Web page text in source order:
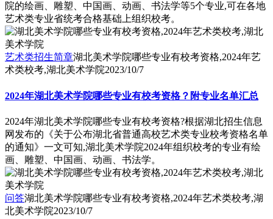
院的绘画、雕塑、中国画、动画、书法学等5个专业,可在各地
艺术类专业省统考合格基础上组织校考。
艺术类招生简章湖北美术学院哪些专业有校考资格,2024年艺
术类校考,湖北美术学院2023/10/7
2024年湖北美术学院哪些专业有校考资格？附专业名单汇总
2024年湖北美术学院哪些专业有校考资格?根据湖北招生信息
网发布的《关于公布湖北省普通高校艺术类专业校考资格名单
的通知》一文可知,湖北美术学院2024年组织校考的专业有绘
画、雕塑、中国画、动画、书法学。
问答湖北美术学院哪些专业有校考资格,2024年艺术类校考,湖
北美术学院2023/10/7